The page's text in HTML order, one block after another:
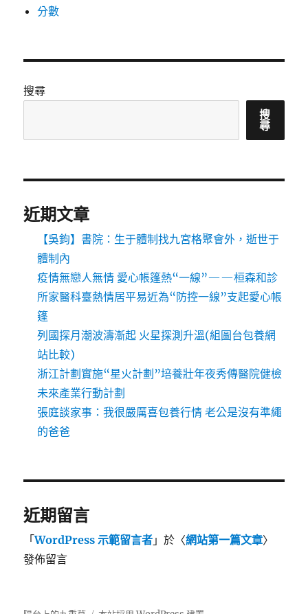
分數
搜尋
搜
尋
近期文章
【吳鉤】書院：生于體制找九宮格聚會外，逝世于
體制內
疫情無戀人無情 愛心帳篷熱“一線”——桓森和診
所家醫科臺熱情居平易近為“防控一線”支起愛心帳
篷
列國探月潮波濤漸起 火星探測升溫(組圖台包養網
站比較)
浙江計劃實施“星火計劃”培養壯年夜秀傳醫院健檢
未來產業行動計劃
張庭談家事：我很嚴厲喜包養行情 老公是沒有準繩
的爸爸
近期留言
「WordPress 示範留言者 」於〈網站第一篇文章〉
發佈留言